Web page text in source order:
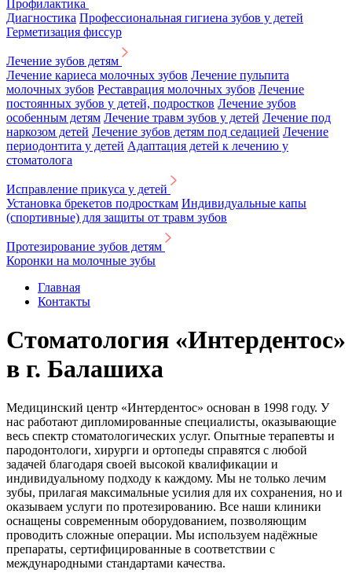
Профилактика
Диагностика Профессиональная гигиена зубов у детей
Герметизация фиссур
Лечение зубов детям
Лечение кариеса молочных зубов Лечение пульпита
молочных зубов Реставрация молочных зубов Лечение
постоянных зубов у детей, подростков Лечение зубов
особенным детям Лечение травм зубов у детей Лечение под
наркозом детей Лечение зубов детям под седацией Лечение
периодонтита у детей Адаптация детей к лечению у
стоматолога
Исправление прикуса у детей
Установка брекетов подросткам Индивидуальные капы
(спортивные) для защиты от травм зубов
Протезирование зубов детям
Коронки на молочные зубы
Главная
Контакты
Стоматология «Интердентос»
в г. Балашиха
Медицинский центр «Интердентос» основан в 1998 году. У
нас работают дипломированные специалисты, оказывающие
весь спектр стоматологических услуг. Опытные терапевты и
пародонтологи, хирурги и ортопеды справятся с любой
задачей благодаря своей высокой квалификации и
индивидуальному подходу к каждому. Мы не только лечим
зубы, прилагая максимальные усилия для их сохранения, но и
оказываем услуги по протезированию. Все наши клиники
оснащены современным оборудованием, позволяющим
проводить сложные операции. Мы используем надёжные
препараты, сертифицированные в соответствии с
международными стандартами качества.